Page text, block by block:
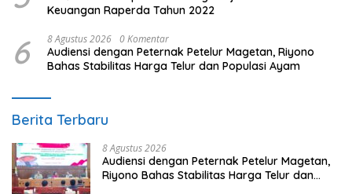
Keuangan Raperda Tahun 2022
6 8 Agustus 2026 0 Komentar
Audiensi dengan Peternak Petelur Magetan, Riyono
Bahas Stabilitas Harga Telur dan Populasi Ayam
Berita Terbaru
8 Agustus 2026
Audiensi dengan Peternak Petelur Magetan,
Riyono Bahas Stabilitas Harga Telur dan